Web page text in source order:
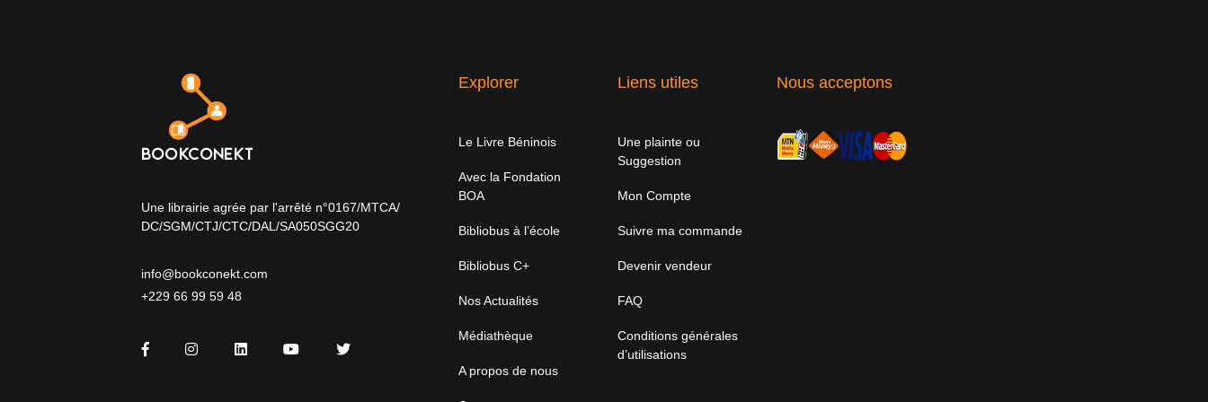
Une librairie agrée par l'arrêté n°0167/MTCA/
DC/SGM/CTJ/CTC/DAL/SA050SGG20
info@bookconekt.com
+229 66 99 59 48
FacebookInstagramLinkedInYou TubeTwitter
Explorer
Le Livre Béninois
Avec la Fondation
BOA
Bibliobus à l’école
Bibliobus C+
Nos Actualités
Médiathèque
A propos de nous
Liens utiles
Une plainte ou
Suggestion
Mon Compte
Suivre ma commande
Devenir vendeur
FAQ
Conditions générales
d’utilisations
Nous acceptons